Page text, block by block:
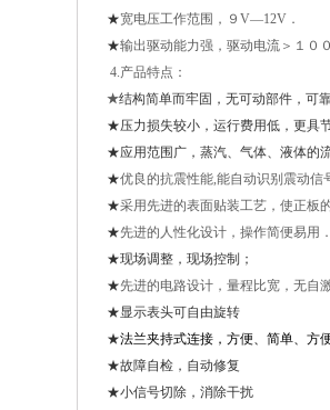
★宽电压工作范围，９V—12V．
★输出驱动能力强，驱动电流＞１０
4.产品特点：
★结构简单而牢固，无可动部件，可
★压力损失较小，运行费用低，更具
★应用范围广，蒸汽、气体、液体的
★优良的抗震性能,能自动识别震动信
★采用先进的表面贴装工艺，使正板
★先进的人性化设计，操作简便易用
★现场调整，现场控制；
★先进的电路设计，量程比宽，无自
★显示表头可自由旋转
★法兰夹持式连接，方便、简单、方
★故障自检，自动修复
★小信号切除，消除干扰